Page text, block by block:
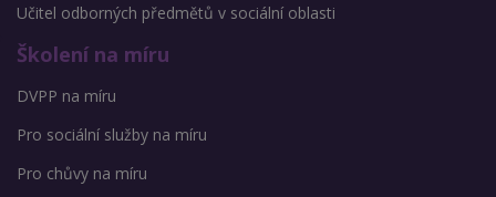
Učitel odborných předmětů v sociální oblasti
Školení na míru
DVPP na míru
Pro sociální služby na míru
Pro chůvy na míru